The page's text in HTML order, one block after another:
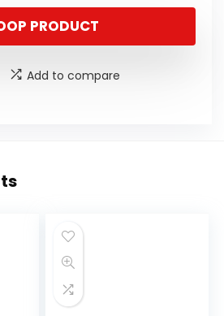
PRODUCT
Add to compare